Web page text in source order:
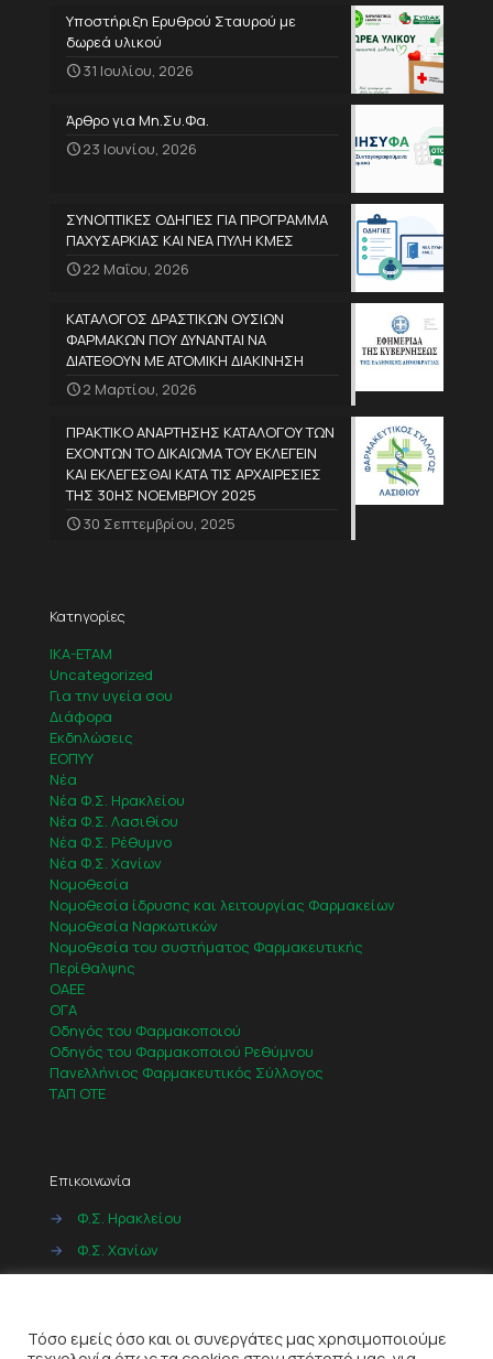
Υποστήριξη Ερυθρού Σταυρού με
δωρεά υλικού
31 Ιουλίου, 2026
Άρθρο για Μη.Συ.Φα.
23 Ιουνίου, 2026
ΣΥΝΟΠΤΙΚΕΣ ΟΔΗΓΙΕΣ ΓΙΑ ΠΡΟΓΡΑΜΜΑ
ΠΑΧΥΣΑΡΚΙΑΣ ΚΑΙ ΝΕΑ ΠΥΛΗ ΚΜΕΣ
22 Μαΐου, 2026
ΚΑΤΑΛΟΓΟΣ ΔΡΑΣΤΙΚΩΝ ΟΥΣΙΩΝ
ΦΑΡΜΑΚΩΝ ΠΟΥ ΔΥΝΑΝΤΑΙ ΝΑ
ΔΙΑΤΕΘΟΥΝ ΜΕ ΑΤΟΜΙΚΗ ΔΙΑΚΙΝΗΣΗ
2 Μαρτίου, 2026
ΠΡΑΚΤΙΚΟ ΑΝΑΡΤΗΣΗΣ ΚΑΤΑΛΟΓΟΥ ΤΩΝ
ΕΧΟΝΤΩΝ ΤΟ ΔΙΚΑΙΩΜΑ ΤΟΥ ΕΚΛΕΓΕΙΝ
ΚΑΙ ΕΚΛΕΓΕΣΘΑΙ ΚΑΤΑ ΤΙΣ ΑΡΧΑΙΡΕΣΙΕΣ
ΤΗΣ 30ΗΣ ΝΟΕΜΒΡΙΟΥ 2025
30 Σεπτεμβρίου, 2025
Κατηγορίες
IKA-ETAM
Uncategorized
Για την υγεία σου
Διάφορα
Εκδηλώσεις
ΕΟΠΥΥ
Νέα
Νέα Φ.Σ. Ηρακλείου
Νέα Φ.Σ. Λασιθίου
Νέα Φ.Σ. Ρέθυμνο
Νέα Φ.Σ. Χανίων
Νομοθεσία
Νομοθεσία ίδρυσης και λειτουργίας Φαρμακείων
Νομοθεσία Ναρκωτικών
Νομοθεσία του συστήματος Φαρμακευτικής
Περίθαλψης
ΟΑΕΕ
ΟΓΑ
Οδηγός του Φαρμακοποιού
Οδηγός του Φαρμακοποιού Ρεθύμνου
Πανελλήνιος Φαρμακευτικός Σύλλογος
ΤΑΠ ΟΤΕ
Επικοινωνία
→
Φ.Σ. Ηρακλείου
→
Φ.Σ. Χανίων
Τόσο εμείς όσο και οι συνεργάτες μας χρησιμοποιούμε